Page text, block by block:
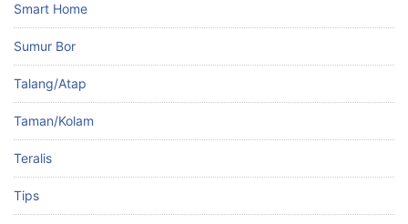
Smart Home
Sumur Bor
Talang/Atap
Taman/Kolam
Teralis
Tips